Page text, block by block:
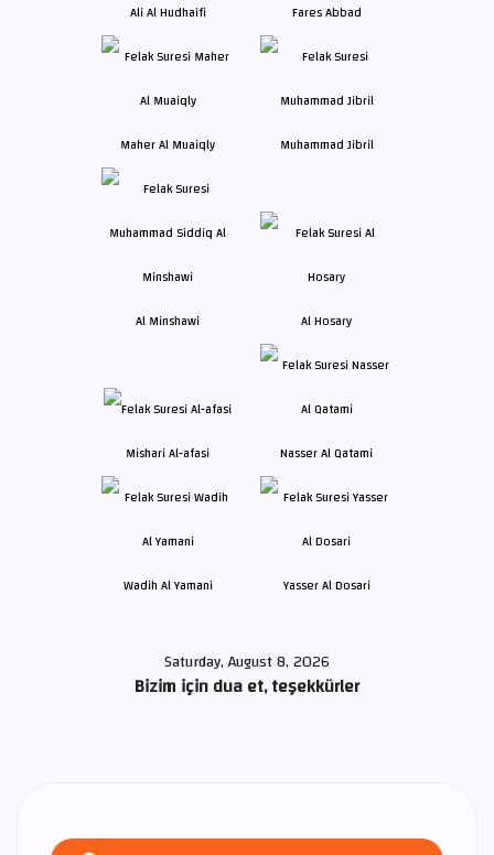
Ali Al Hudhaifi Fares Abbad
Maher Al Muaiqly Muhammad Jibril
Al Minshawi Al Hosary
Mishari Al-afasi Nasser Al Qatami
Wadih Al Yamani Yasser Al Dosari
Saturday, August 8, 2026
Bizim için dua et, teşekkürler